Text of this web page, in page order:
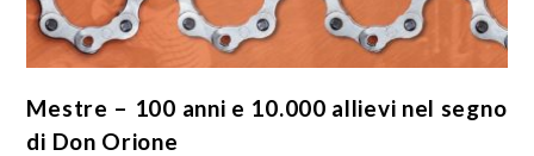
Mestre – 100 anni e 10.000 allievi nel segno
di Don Orione